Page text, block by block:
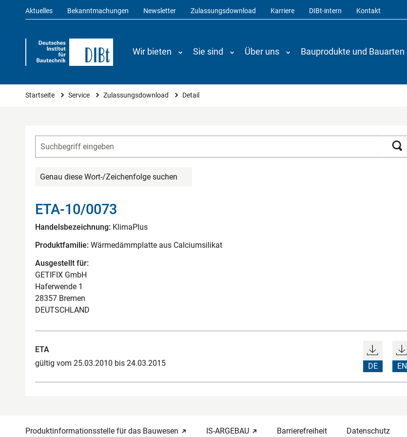
Aktuelles Bekanntmachungen Newsletter Zulassungsdownload Karriere DIBt-intern Kontakt
Wir bieten Sie sind Über uns Bauprodukte und Bauarten
Sie sind hier
Startseite Service Zulassungsdownload Detail
Genau diese Wort-/Zeichenfolge suchen
ETA-10/0073
Handelsbezeichnung: KlimaPlus
Produktfamilie: Wärmedämmplatte aus Calciumsilikat
Ausgestellt für:
GETIFIX GmbH
Haferwende 1
28357 Bremen
DEUTSCHLAND
ETA
gültig vom 25.03.2010 bis 24.03.2015
DE EN
Produktinformationsstelle für das Bauwesen IS-ARGEBAU Barrierefreiheit Datenschutz